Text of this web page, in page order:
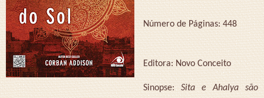
Número de Páginas: 448
Editora: Novo Conceito
Sinopse:Sita e Ahalya são